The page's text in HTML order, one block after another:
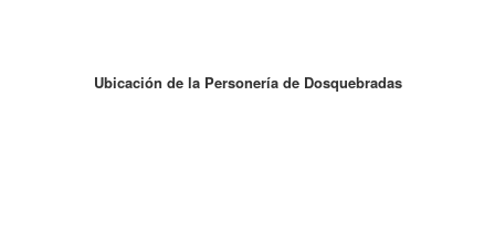
Ubicación de la Personería de Dosquebradas